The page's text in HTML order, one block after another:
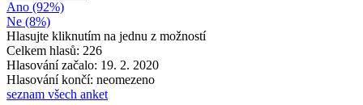
Ano (92%)
Ne (8%)
Hlasujte kliknutím na jednu z možností
Celkem hlasů: 226
Hlasování začalo: 19. 2. 2020
Hlasování končí: neomezeno
seznam všech anket